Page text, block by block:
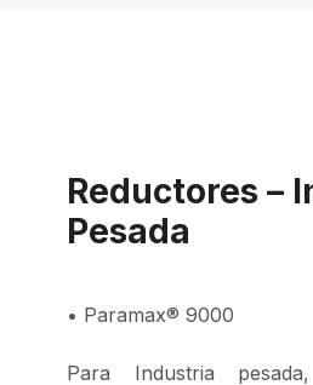
Reductores –
Pesada
• Paramax® 9000
Para Industria